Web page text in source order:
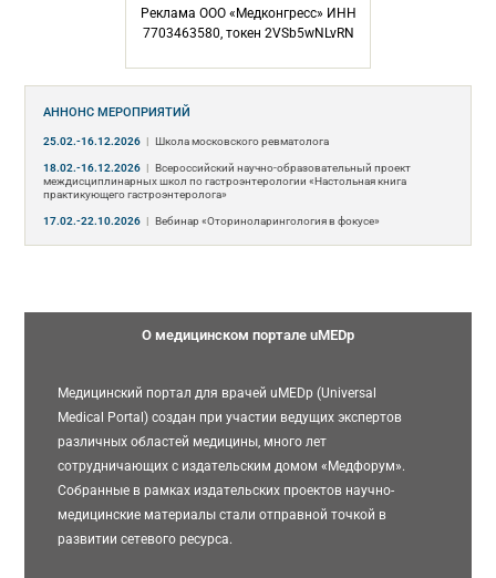
Реклама ООО «Медконгресс» ИНН
7703463580, токен 2VSb5wNLvRN
АННОНС МЕРОПРИЯТИЙ
25.02.-16.12.2026 | Школа московского ревматолога
18.02.-16.12.2026 | Всероссийский научно-образовательный проект
междисциплинарных школ по гастроэнтерологии «Настольная книга
практикующего гастроэнтеролога»
17.02.-22.10.2026 | Вебинар «Оториноларингология в фокусе»
О медицинском портале uMEDp
Медицинский портал для врачей uMEDp (Universal
Medical Portal) создан при участии ведущих экспертов
различных областей медицины, много лет
сотрудничающих с издательским домом «Медфорум».
Собранные в рамках издательских проектов научно-
медицинские материалы стали отправной точкой в
развитии сетевого ресурса.